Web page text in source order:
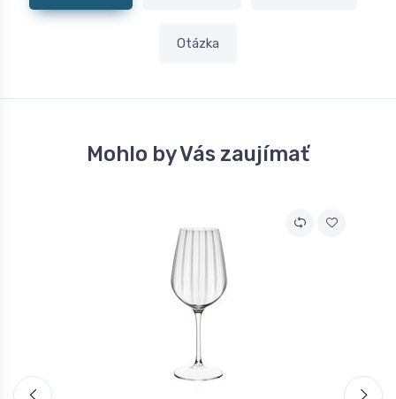
Otázka
Mohlo by Vás zaujímať